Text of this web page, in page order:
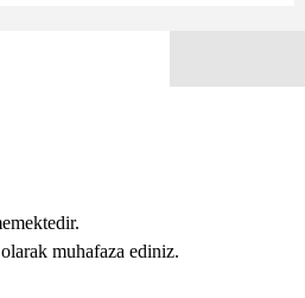
olarak muhafaza ediniz.